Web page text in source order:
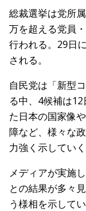
総裁選挙は党所
万を超える党員
行われる。29日
される。
自民党は「新型
る中、4候補は
た日本の国家像
障など、様々な
力強く示していく
メディアが実施
との結果が多々
う様相を示して